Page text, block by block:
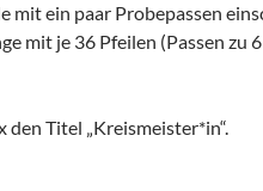
ein paar Probepassen
mit je 36 Pfeilen (Passen zu
Titel „Kreismeister*in“.